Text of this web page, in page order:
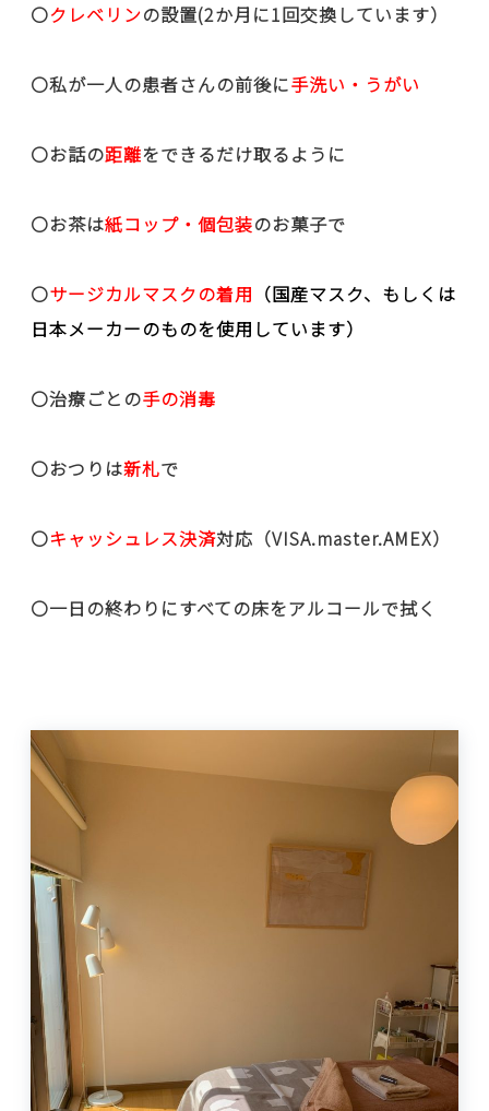
〇クレベリンの設置(2か月に1回交換しています）
〇私が一人の患者さんの前後に手洗い・うがい
〇お話の距離をできるだけ取るように
〇お茶は紙コップ・個包装のお菓子で
〇サージカルマスクの着用 （国産マスク、もしくは
日本メーカーのものを使用しています）
〇治療ごとの手の消毒
〇おつりは新札で
〇キャッシュレス決済対応（VISA.master.AMEX）
〇一日の終わりにすべての床をアルコールで拭く